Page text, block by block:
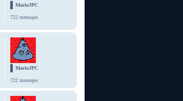
MarioJPC
722 mensajes
MarioJPC
722 mensajes